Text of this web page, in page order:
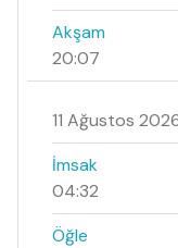
Akşam
20:07
11 Ağustos
İmsak
04:32
Öğle